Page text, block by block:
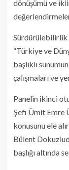
dönüşümü ve
Sürdürülebilirlik
“Türkiye ve
başlıklı
çalışmaları ve
Panelin ikinci
Şefi Ümit Emre
konusunu ele
Bülent
başlığı altında